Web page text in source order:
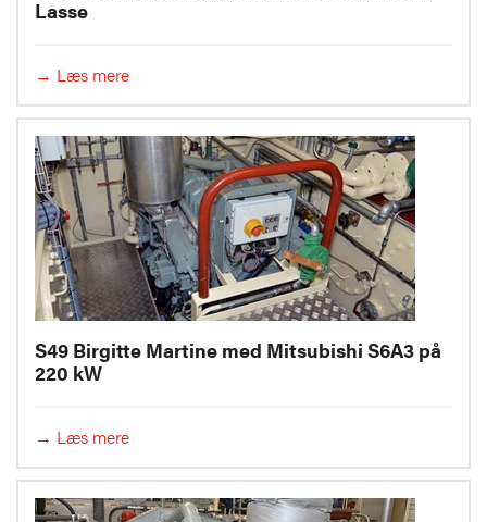
Lasse
→ Læs mere
S49 Birgitte Martine med Mitsubishi S6A3 på
220 kW
→ Læs mere